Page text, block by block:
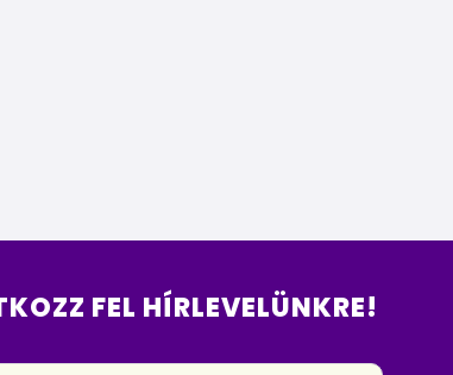
FEL HÍRLEVELÜNKRE!